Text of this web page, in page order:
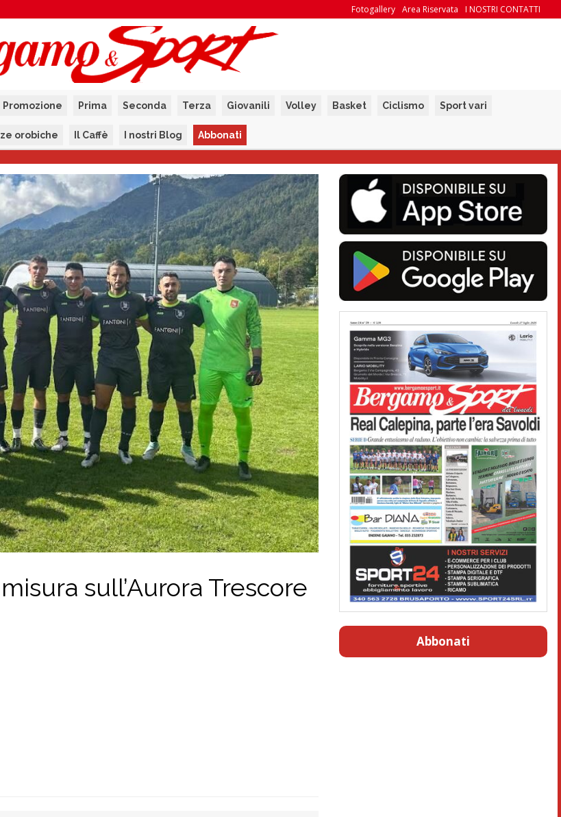
I NOSTRI CONTATTI
Area Riservata
Fotogallery
Promozione Prima Seconda Terza Giovanili Volley Basket Ciclismo Sport vari
orobiche Il Caffè I nostri Blog Abbonati
sull’Aurora Trescore
Abbonati